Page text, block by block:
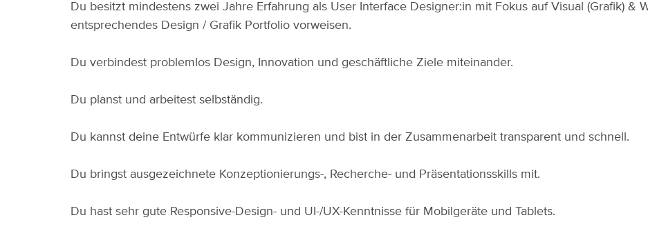
Du besitzt mindestens zwei Jahre Erfahrung als User Interface Designer:in mit Fokus auf Visual (Grafik) &
entsprechendes Design / Grafik Portfolio vorweisen.
Du verbindest problemlos Design, Innovation und geschäftliche Ziele miteinander.
Du planst und arbeitest selbständig.
Du kannst deine Entwürfe klar kommunizieren und bist in der Zusammenarbeit transparent und schnell.
Du bringst ausgezeichnete Konzeptionierungs-, Recherche- und Präsentationsskills mit.
Du hast sehr gute Responsive-Design- und UI-/UX-Kenntnisse für Mobilgeräte und Tablets.